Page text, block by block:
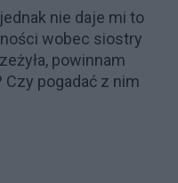
nie daje mi to
wobec siostry
powinnam
Czy pogadać z nim